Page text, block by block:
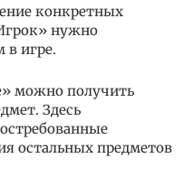
конкретных
нужно
в игре.
можно получить
Здесь
остальных предметов